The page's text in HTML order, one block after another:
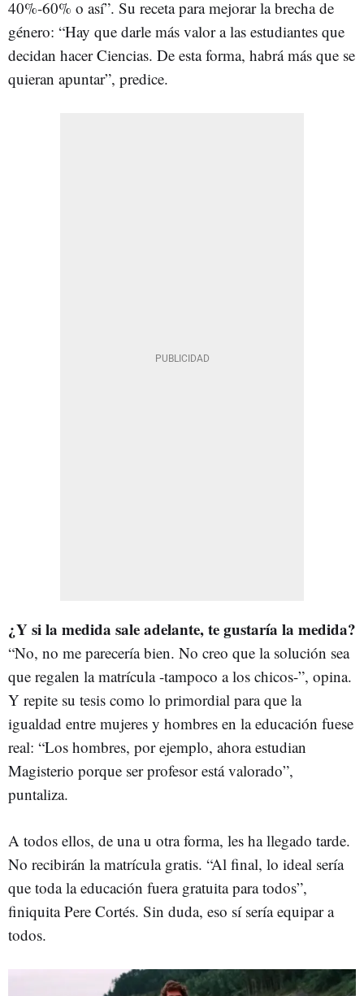
40%-60% o así”. Su receta para mejorar la brecha de
género: “Hay que darle más valor a las estudiantes que
decidan hacer Ciencias. De esta forma, habrá más que se
quieran apuntar”, predice.
¿Y si la medida sale adelante, te gustaría la medida?
“No, no me parecería bien. No creo que la solución sea
que regalen la matrícula -tampoco a los chicos-”, opina.
Y repite su tesis como lo primordial para que la
igualdad entre mujeres y hombres en la educación fuese
real: “Los hombres, por ejemplo, ahora estudian
Magisterio porque ser profesor está valorado”,
puntaliza.
A todos ellos, de una u otra forma, les ha llegado tarde.
No recibirán la matrícula gratis. “Al final, lo ideal sería
que toda la educación fuera gratuita para todos”,
finiquita Pere Cortés. Sin duda, eso sí sería equipar a
todos.